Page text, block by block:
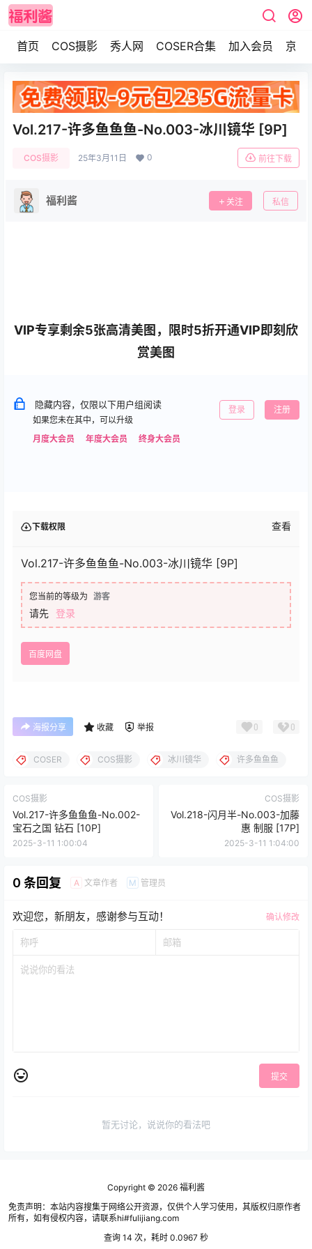
首页 COS摄影 秀人网 COSER合集 加入会员 京东
Vol.217-许多鱼鱼鱼-No.003-冰川镜华 [9P]
COS摄影 25年3月11日 0 前往下载
福利酱 关注 私信
VIP专享剩余5张高清美图，限时5折开通VIP即刻欣
赏美图
隐藏内容，仅限以下用户组阅读
如果您未在其中，可以升级
月度大会员
年度大会员 终身大会员
登录 注册
下载权限 查看
Vol.217-许多鱼鱼鱼-No.003-冰川镜华 [9P]
您当前的等级为 游客
请先 登录
百度网盘
海报分享 收藏 举报 0 0
COSER COS摄影 冰川镜华 许多鱼鱼鱼
COS摄影
Vol.217-许多鱼鱼鱼-No.002-
宝石之国 钻石 [10P]
2025-3-11 1:00:04
COS摄影
Vol.218-闪月半-No.003-加藤
惠 制服 [17P]
2025-3-11 1:04:00
0 条回复 A 文章作者 M 管理员
欢迎您，新朋友，感谢参与互动！ 确认修改
提交
暂无讨论，说说你的看法吧
Copyright © 2026 福利酱
免责声明：本站内容搜集于网络公开资源，仅供个人学习使用，其版权归原作者
所有，如有侵权内容，请联系hi#fulijiang.com
查询 14 次，耗时 0.0967 秒